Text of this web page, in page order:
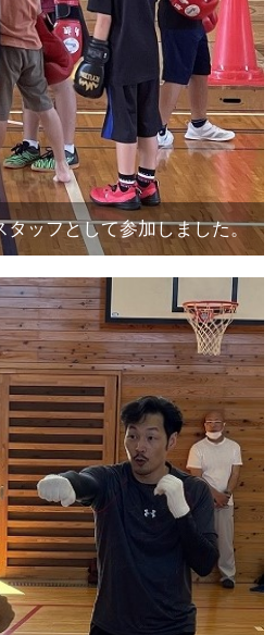
ッフとして参加しました。